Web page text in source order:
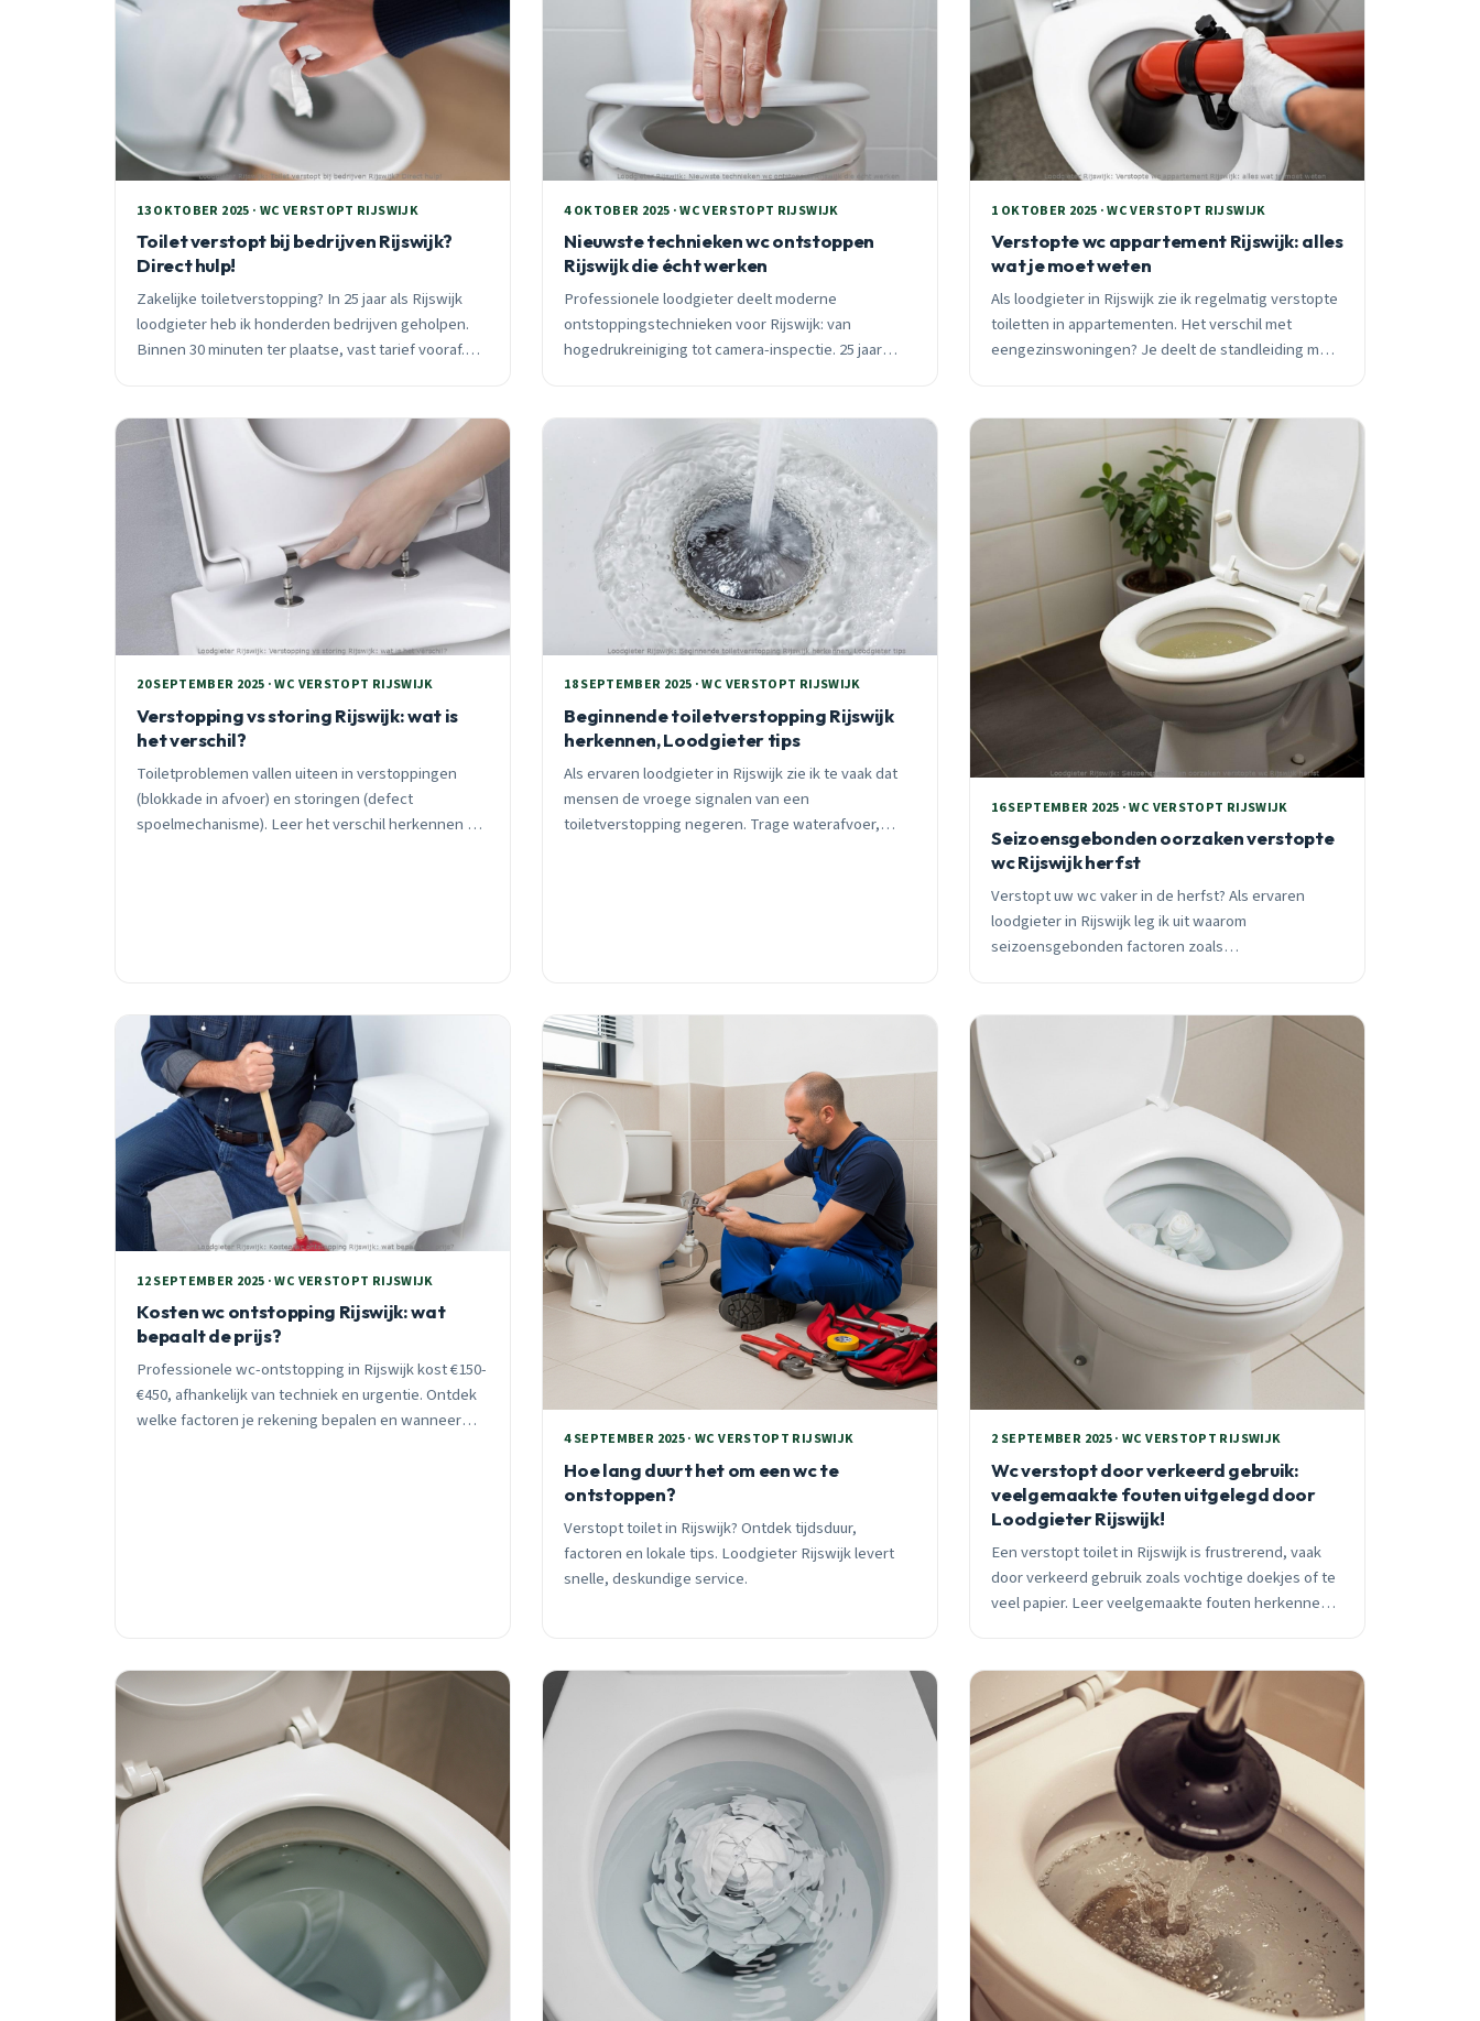
13 OKTOBER 2025 · WC VERSTOPT RIJSWIJK
Toilet verstopt bij bedrijven Rijswijk?
Direct hulp!
Zakelijke toiletverstopping? In 25 jaar als Rijswijk
loodgieter heb ik honderden bedrijven geholpen.
Binnen 30 minuten ter plaatse, vast tarief vooraf.
4 OKTOBER 2025 · WC VERSTOPT RIJSWIJK
Nieuwste technieken wc ontstoppen
Rijswijk die écht werken
Professionele loodgieter deelt moderne
ontstoppingstechnieken voor Rijswijk: van
hogedrukreiniging tot camera-inspectie. 25 jaar
1 OKTOBER 2025 · WC VERSTOPT RIJSWIJK
Verstopte wc appartement Rijswijk: alles
wat je moet weten
Als loodgieter in Rijswijk zie ik regelmatig verstopte
toiletten in appartementen. Het verschil met
eengezinswoningen? Je deelt de standleiding met
20 SEPTEMBER 2025 · WC VERSTOPT RIJSWIJK
Verstopping vs storing Rijswijk: wat is
het verschil?
Toiletproblemen vallen uiteen in verstoppingen
(blokkade in afvoer) en storingen (defect
spoelmechanisme). Leer het verschil herkennen en
18 SEPTEMBER 2025 · WC VERSTOPT RIJSWIJK
Beginnende toiletverstopping Rijswijk
herkennen, Loodgieter tips
Als ervaren loodgieter in Rijswijk zie ik te vaak dat
mensen de vroege signalen van een
toiletverstopping negeren. Trage waterafvoer,
16 SEPTEMBER 2025 · WC VERSTOPT RIJSWIJK
Seizoensgebonden oorzaken verstopte
wc Rijswijk herfst
Verstopt uw wc vaker in de herfst? Als ervaren
loodgieter in Rijswijk leg ik uit waarom
seizoensgebonden factoren zoals
preventietips specifiek voor Rijswijkse wijken.
12 SEPTEMBER 2025 · WC VERSTOPT RIJSWIJK
Kosten wc ontstopping Rijswijk: wat
bepaalt de prijs?
Professionele wc-ontstopping in Rijswijk kost €150-
€450, afhankelijk van techniek en urgentie. Ontdek
welke factoren je rekening bepalen en wanneer
4 SEPTEMBER 2025 · WC VERSTOPT RIJSWIJK
Hoe lang duurt het om een wc te
ontstoppen?
Verstopt toilet in Rijswijk? Ontdek tijdsduur,
factoren en lokale tips. Loodgieter Rijswijk levert
snelle, deskundige service.
2 SEPTEMBER 2025 · WC VERSTOPT RIJSWIJK
Wc verstopt door verkeerd gebruik:
veelgemaakte fouten uitgelegd door
Loodgieter Rijswijk!
Een verstopt toilet in Rijswijk is frustrerend, vaak
door verkeerd gebruik zoals vochtige doekjes of te
veel papier. Leer veelgemaakte fouten herkennen